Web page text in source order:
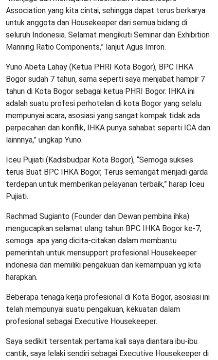
Association yang kita cintai, sehingga dapat terus berkarya
untuk anggota dan Housekeeper dari semua bidang di
seluruh Indonesia. Selamat mengikuti Seminar dan Exhibition
Manning Ratio Components,” lanjut Agus Imron.
Yuno Abeta Lahay (Ketua PHRI Kota Bogor), BPC IHKA
Bogor sudah 7 tahun, sama seperti saya menjabat hampir 7
tahun di Kota Bogor sebagai ketua PHRI Bogor. IHKA ini
adalah suatu profesi perhotelan di kota Bogor yang selalu
mempunyai acara, asosiasi yang sangat kompak tidak ada
perpecahan dan konflik, IHKA punya sahabat seperti ICA dan
lainnnya,” ungkap Yuno.
Iceu Pujiati (Kadisbudpar Kota Bogor), “Semoga sukses
terus Buat BPC IHKA Bogor, Terus semangat menjadi garda
terdepan untuk memberikan pelayanan terbaik,” harap Iceu
Pujiati.
Rachmad Sugianto (Founder dan Dewan pembina ihka)
mengucapkan selamat ulang tahun BPC IHKA Bogor ke-7,
semoga apa yang dicita-citakan dalam membantu
pemerintah untuk mensupport profesional Housekeeper
indonesia dan memiliki pengakuan dan kemampuan yg kita
harapkan.
Beberapa tenaga kerja profesional di Kota Bogor, asosiasi ini
telah mempunyai suatu pengakuan, kekuatan dalam
profesional sebagai Executive Housekeeper.
Saya sedikit tersentak pertama kali saya diantara ibu-ibu
cantik, saya lelaki sendiri sebagai Executive Housekeeper di